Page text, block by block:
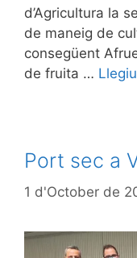
d’Agricultura la
de maneig de
consegüent
de fruita …
Port sec a
1 d'October de